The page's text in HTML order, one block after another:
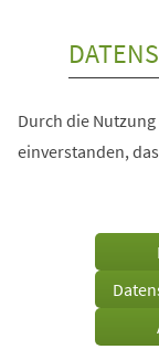
Durch die
einverstanden,